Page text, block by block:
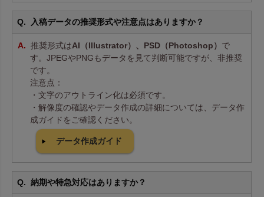
入稿データの推奨形式や注意点はありますか？
推奨形式はAI（Illustrator）、PSD（Photoshop） で
す。JPEGやPNGもデータを見て判断可能ですが、非推奨
です。
注意点：
・文字のアウトライン化は必須です。
・解像度の確認やデータ作成の詳細については、データ作
成ガイドをご確認ください。
データ作成ガイド
納期や特急対応はありますか？